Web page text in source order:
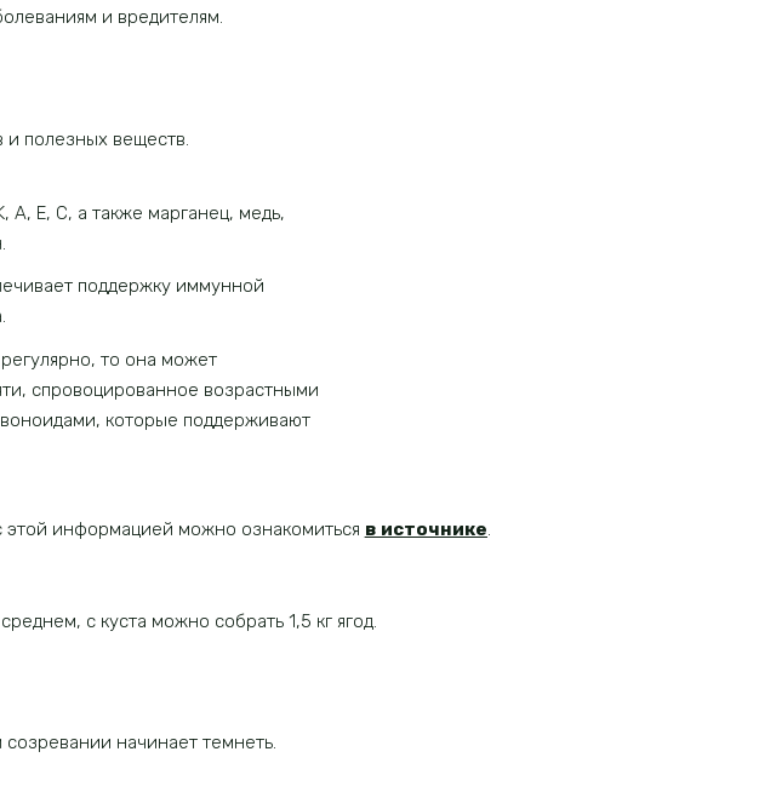
и вредителям.
и полезных веществ.
E, C, а также марганец, медь,
поддержку иммунной
то она может
спровоцированное возрастными
которые поддерживают
этой информацией можно ознакомиться в источнике.
с куста можно собрать 1,5 кг ягод.
начинает темнеть.